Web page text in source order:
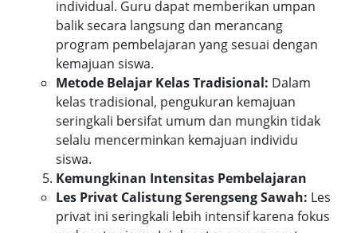
individual. Guru dapat memberikan umpan
balik secara langsung dan merancang
program pembelajaran yang sesuai dengan
kemajuan siswa.
Metode Belajar Kelas Tradisional: Dalam
kelas tradisional, pengukuran kemajuan
seringkali bersifat umum dan mungkin tidak
selalu mencerminkan kemajuan individu
siswa.
Kemungkinan Intensitas Pembelajaran
Les Privat Calistung Serengseng Sawah: Les
privat ini seringkali lebih intensif karena fokus